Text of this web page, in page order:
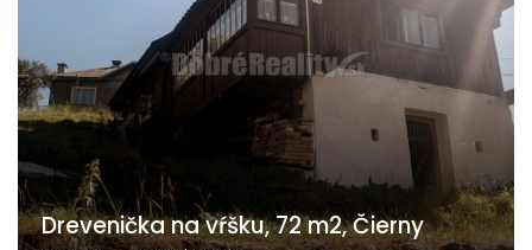
Drevenička na vŕšku, 72 m2, Čierny